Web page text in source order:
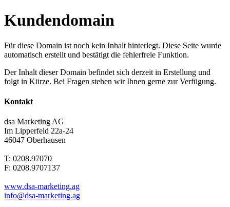
Kundendomain
Für diese Domain ist noch kein Inhalt hinterlegt. Diese Seite wurde
automatisch erstellt und bestätigt die fehlerfreie Funktion.
Der Inhalt dieser Domain befindet sich derzeit in Erstellung und
folgt in Kürze. Bei Fragen stehen wir Ihnen gerne zur Verfügung.
Kontakt
dsa Marketing AG
Im Lipperfeld 22a-24
46047 Oberhausen
T: 0208.97070
F: 0208.9707137
www.dsa-marketing.ag
info@dsa-marketing.ag